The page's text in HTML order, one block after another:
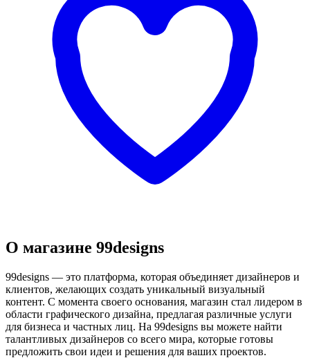
О магазине 99designs
99designs — это платформа, которая объединяет дизайнеров и
клиентов, желающих создать уникальный визуальный
контент. С момента своего основания, магазин стал лидером в
области графического дизайна, предлагая различные услуги
для бизнеса и частных лиц. На 99designs вы можете найти
талантливых дизайнеров со всего мира, которые готовы
предложить свои идеи и решения для ваших проектов.